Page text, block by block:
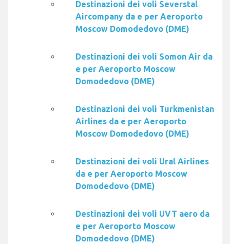
Destinazioni dei voli Severstal
Aircompany da e per Aeroporto
Moscow Domodedovo (DME)
Destinazioni dei voli Somon Air da
e per Aeroporto Moscow
Domodedovo (DME)
Destinazioni dei voli Turkmenistan
Airlines da e per Aeroporto
Moscow Domodedovo (DME)
Destinazioni dei voli Ural Airlines
da e per Aeroporto Moscow
Domodedovo (DME)
Destinazioni dei voli UVT aero da
e per Aeroporto Moscow
Domodedovo (DME)